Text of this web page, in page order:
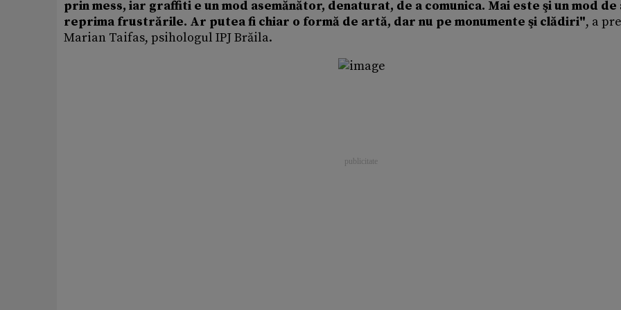
prin mess, iar graffiti e un mod asemănător, denaturat, de a comunica. Mai este şi un mod de
reprima frustrările. Ar putea fi chiar o formă de artă, dar nu pe monumente şi clădiri", a
Marian Taifas, psihologul IPJ Brăila.